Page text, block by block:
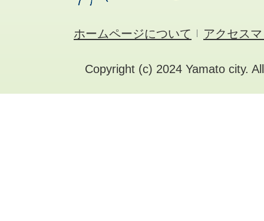
ホームページについて アクセス
Copyright (c) 2024 Yamato city.